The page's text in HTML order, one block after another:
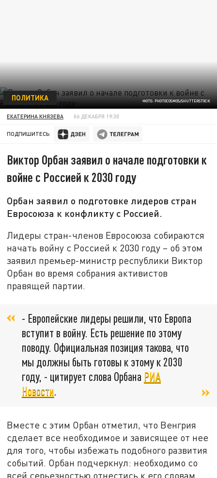
ФОТО: PHOTOCOSMOS/SHUTTERSTOCK
ПОЛИТИКА
ЕКАТЕРИНА КНЯЗЕВА 06 ДЕКАБРЯ 19:30
ПОДПИШИТЕСЬ:
Виктор Орбан заявил о начале подготовки к
войне с Россией к 2030 году
Орбан заявил о подготовке лидеров стран
Евросоюза к конфликту с Россией.
Лидеры стран-членов Евросоюза собираются
начать войну с Россией к 2030 году – об этом
заявил премьер-министр республики Виктор
Орбан во время собрания активистов
правящей партии.
- Европейские лидеры решили, что Европа
вступит в войну. Есть решение по этому
поводу. Официальная позиция такова, что
мы должны быть готовы к этому к 2030
году, - цитирует слова Орбана РИА
Новости.
Вместе с этим Орбан отметил, что Венгрия
сделает все необходимое и зависящее от нее
для того, чтобы избежать подобного развития
событий. Орбан подчеркнул: необходимо со
всей серьезностью отнестись к его словам,